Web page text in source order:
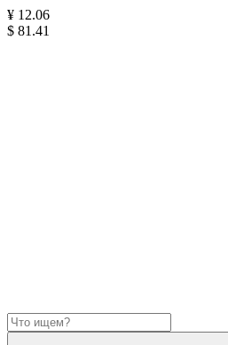
¥ 12.06
$ 81.41